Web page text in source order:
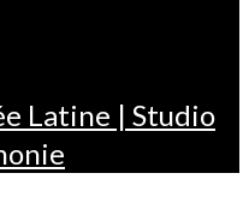
Latine | Studio